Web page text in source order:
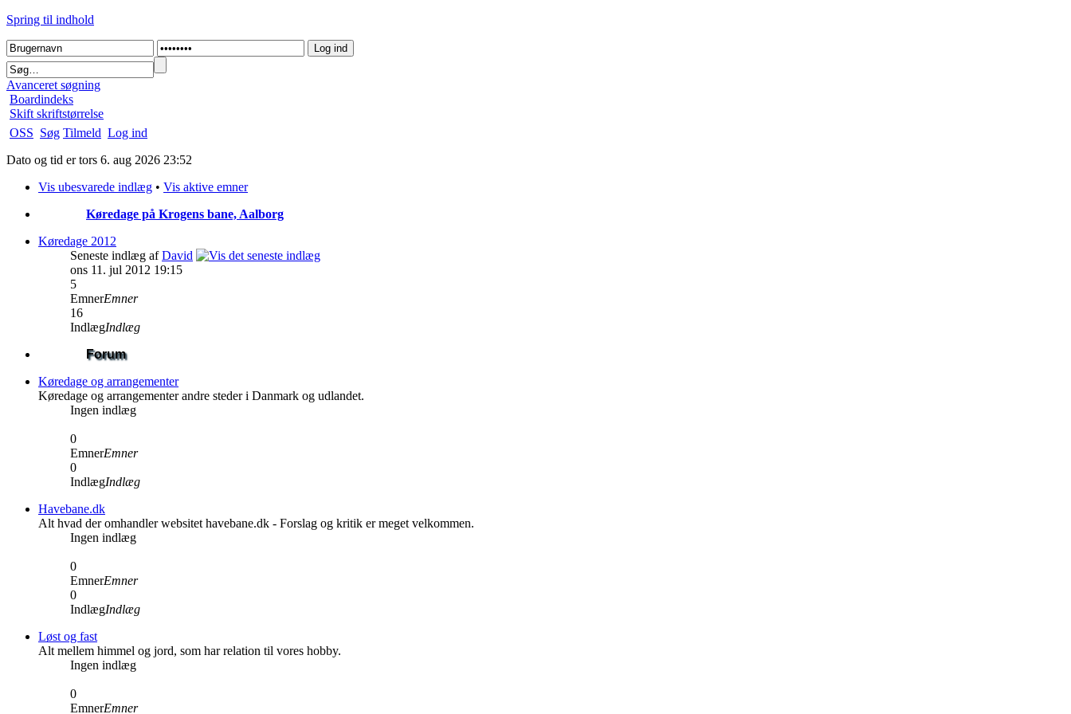
Spring til indhold
Avanceret søgning
Boardindeks
Skift skriftstørrelse
OSS Søg Tilmeld Log ind
Dato og tid er tors 6. aug 2026 23:52
Vis ubesvarede indlæg • Vis aktive emner
Køredage på Krogens bane, Aalborg
Køredage 2012
Seneste indlæg afDavid
ons 11. jul 2012 19:15
5
EmnerEmner
16
IndlægIndlæg
Forum
Køredage og arrangementer
Køredage og arrangementer andre steder i Danmark og udlandet.
Ingen indlæg
0
EmnerEmner
0
IndlægIndlæg
Havebane.dk
Alt hvad der omhandler websitet havebane.dk - Forslag og kritik er meget velkommen.
Ingen indlæg
0
EmnerEmner
0
IndlægIndlæg
Løst og fast
Alt mellem himmel og jord, som har relation til vores hobby.
Ingen indlæg
0
EmnerEmner